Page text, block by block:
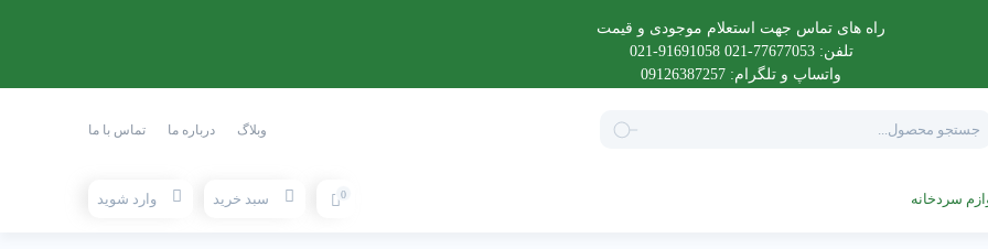
راه های تماس جهت استعلام موجودی و قیمت
تلفن: 77677053-021 91691058-021
واتساپ و تلگرام: 09126387257
search
وبلاگ درباره ما تماس با ما
سردخانه 0 سبد خرید وارد شوید